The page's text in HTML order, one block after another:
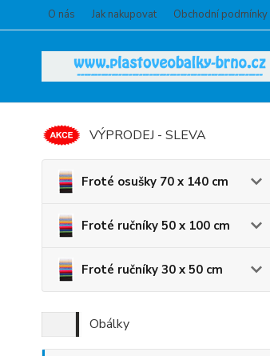
O nás Jak nakupovat Obchodní podmínky
VÝPRODEJ - SLEVA
Froté osušky 70 x 140 cm
Froté ručníky 50 x 100 cm
Froté ručníky 30 x 50 cm
Obálky